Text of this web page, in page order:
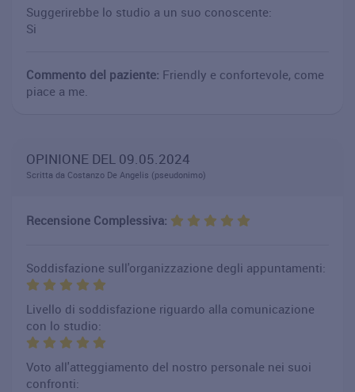
Suggerirebbe lo studio a un suo conoscente:
Si
Commento del paziente: Friendly e confortevole, come
piace a me.
OPINIONE DEL 09.05.2024
Scritta da Costanzo De Angelis (pseudonimo)
Recensione Complessiva:
Soddisfazione sull'organizzazione degli appuntamenti:
Livello di soddisfazione riguardo alla comunicazione
con lo studio:
Voto all'atteggiamento del nostro personale nei suoi
confronti: